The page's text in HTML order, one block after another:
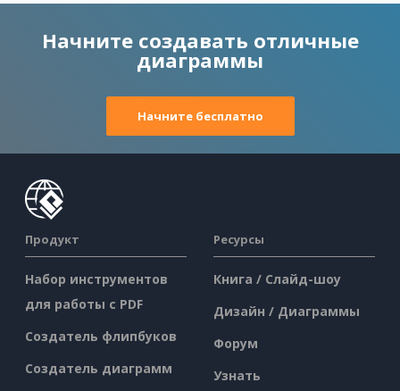
Начните создавать отличные
диаграммы
Начните бесплатно
Продукт
Набор инструментов
для работы с PDF
Создатель флипбуков
Создатель диаграмм
Ресурсы
Книга / Слайд-шоу
Дизайн / Диаграммы
Форум
Узнать